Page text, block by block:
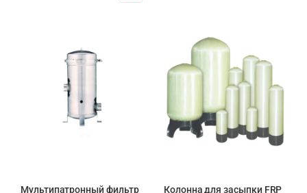
Мультипатронный фильтр
Колонна для засыпки FRP